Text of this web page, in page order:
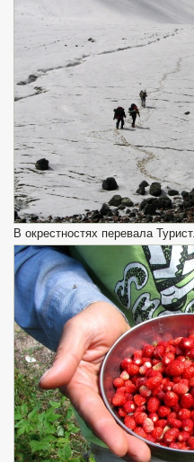
В окрестностях перевала Турист.